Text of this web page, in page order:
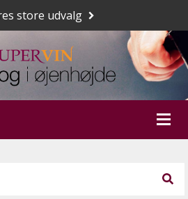
store udvalg
en tilknyttet funktion for